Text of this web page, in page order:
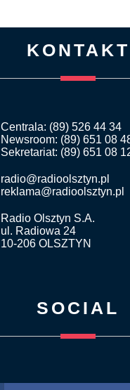
KONTAKT
Centrala: (89) 526 44 34
Newsroom: (89) 651 08
Sekretariat: (89) 651 08
radio@radioolsztyn.pl
reklama@radioolsztyn.pl
Radio Olsztyn S.A.
ul. Radiowa 24
10-206 OLSZTYN
SOCIAL